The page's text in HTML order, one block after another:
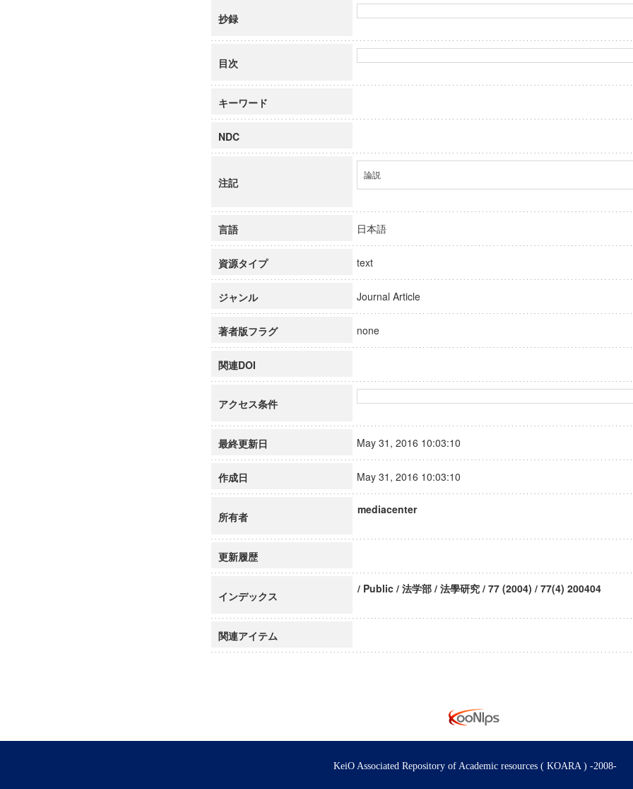
抄録
目次
キーワード
NDC
注記
論説
言語 日本語
資源タイプ text
ジャンル Journal Article
著者版フラグ none
関連DOI
アクセス条件
最終更新日 May 31, 2016 10:03:10
作成日 May 31, 2016 10:03:10
所有者
mediacenter
更新履歴
インデックス
/ Public / 法学部 / 法學研究 / 77 (2004) / 77(4) 200404
関連アイテム
KeiO Associated Repository of Academic resources ( KOARA ) -2008-